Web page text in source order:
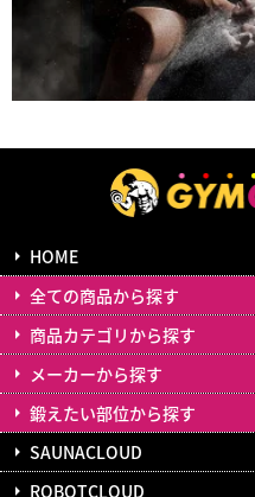
HOME
全ての商品から探す
商品カテゴリから探す
メーカーから探す
鍛えたい部位から探す
SAUNACLOUD
ROBOTCLOUD